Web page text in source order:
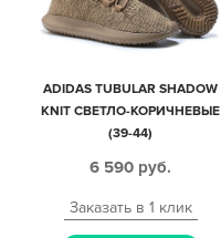
ADIDAS TUBULAR SHADOW
KNIT СВЕТЛО-КОРИЧНЕВЫЕ
(39-44)
6 590 руб.
Заказать в 1 клик